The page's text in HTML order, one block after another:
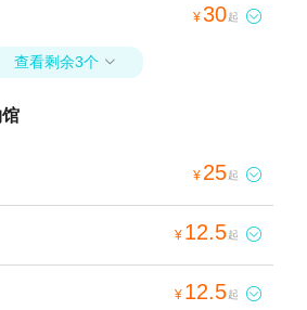
¥30起 
查看剩余3个 
¥ 25起 
¥ 12.5起 
¥ 12.5起 